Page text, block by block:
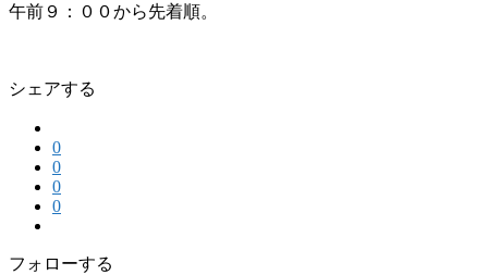
午前９：００から先着順。
シェアする
0
0
0
0
フォローする